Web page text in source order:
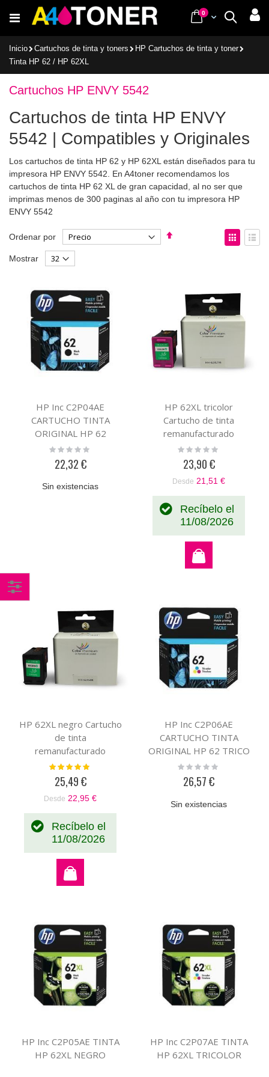
al
Buscar
Cart
0items
Inicio Cartuchos de tinta y toners
HP Cartuchos de tinta y toner
Tinta HP 62 / HP 62XL
Cartuchos HP ENVY 5542
Cartuchos de tinta HP ENVY
5542 | Compatibles y Originales
Los cartuchos de tinta HP 62 y HP 62XL están diseñados para tu
impresora HP ENVY 5542. En A4toner recomendamos los
cartuchos de tinta HP 62 XL de gran capacidad, al no ser que
imprimas menos de 300 paginas al año con tu impresora HP
ENVY 5542
Ordenar por
Fijar
Ver
como
Mostrar
HP Inc C2P04AE
CARTUCHO TINTA
ORIGINAL HP 62
NEGRO
Rating:
22,32 €
Sin existencias
HP 62XL tricolor
Cartucho de tinta
remanufacturado
compatible con HP
C2P07AE
Rating:
23,90 €
Desde 21,51 €
Recíbelo el
11/08/2026
HP 62XL negro Cartucho
de tinta
remanufacturado
compatible con HP
C2P05AE
Valoración:
25,49 €
Desde 22,95 €
Recíbelo el
11/08/2026
HP Inc C2P06AE
CARTUCHO TINTA
ORIGINAL HP 62 TRICO
Rating:
26,57 €
Sin existencias
HP Inc C2P05AE TINTA
HP 62XL NEGRO
HP Inc C2P07AE TINTA
HP 62XL TRICOLOR
Comprar